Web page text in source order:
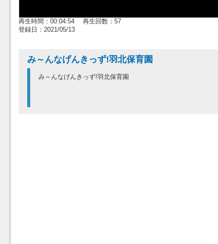
再生時間：00:04:54 再生回数：57
登録日：2021/05/13
み～んなげんきっず!羽北保育園
み～んなげんきっず!羽北保育園